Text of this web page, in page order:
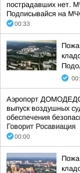
пострадавших нет.
Подписывайся на
00:33
Аэропорт
выпуск воздушных
обеспечения
Говорит Росавиация
00:00